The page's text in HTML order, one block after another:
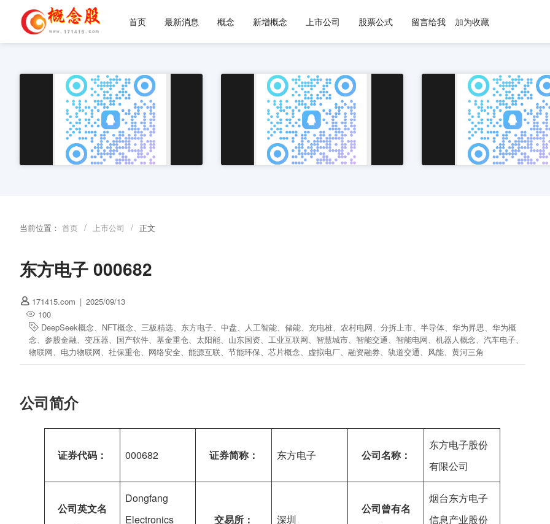
首页 最新消息 概念 新增概念 上市公司 股票公式 留言给我 加为收藏
当前位置： 首页 / 上市公司 / 正文
东方电子 000682
171415.com | 2025/09/13
100
DeepSeek概念
NFT概念 三板精选 东方电子 中盘 人工智能 储能 充电桩 农村电网 分拆上市 半导体 华为昇思
华为概
念
参股金融 变压器 国产软件 基金重仓 太阳能 山东国资 工业互联网 智慧城市 智能交通 智能电网 机器人概念 汽车电子
物联网
电力物联网 社保重仓 网络安全 能源互联 节能环保 芯片概念 虚拟电厂 融资融券 轨道交通 风能 黄河三角
公司简介
证券代码： 000682 证券简称： 东方电子 公司名称：
东方电子股份
有限公司
公司英文名
Dongfang
Electronics
交易所： 深圳
公司曾有名
烟台东方电子
信息产业股份